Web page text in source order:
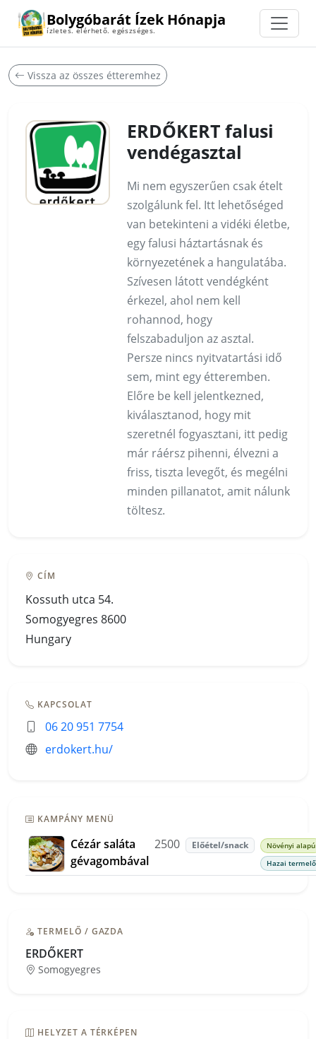
Bolygóbarát Ízek Hónapja
ízletes. elérhető. egészséges.
Vissza az összes étteremhez
ERDŐKERT falusi
vendégasztal
Mi nem egyszerűen csak ételt
szolgálunk fel. Itt lehetőséged
van betekinteni a vidéki életbe,
egy falusi háztartásnak és
környezetének a hangulatába.
Szívesen látott vendégként
érkezel, ahol nem kell
rohannod, hogy
felszabaduljon az asztal.
Persze nincs nyitvatartási idő
sem, mint egy étteremben.
Előre be kell jelentkezned,
kiválasztanod, hogy mit
szeretnél fogyasztani, itt pedig
már ráérsz pihenni, élvezni a
friss, tiszta levegőt, és megélni
minden pillanatot, amit nálunk
töltesz.
CÍM
Kossuth utca 54.
Somogyegres 8600
Hungary
KAPCSOLAT
06 20 951 7754
erdokert.hu/
KAMPÁNY MENÜ
Cézár saláta
gévagombával
2500 Előétel/snack
Növényi alapú
Hazai
TERMELŐ / GAZDA
ERDŐKERT
Somogyegres
HELYZET A TÉRKÉPEN